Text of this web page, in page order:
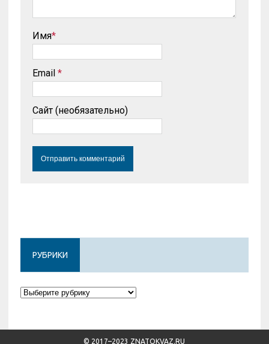
Имя*
Email *
Сайт (необязательно)
РУБРИКИ
Рубрики
© 2017–2023 ZNATOKVAZ.RU